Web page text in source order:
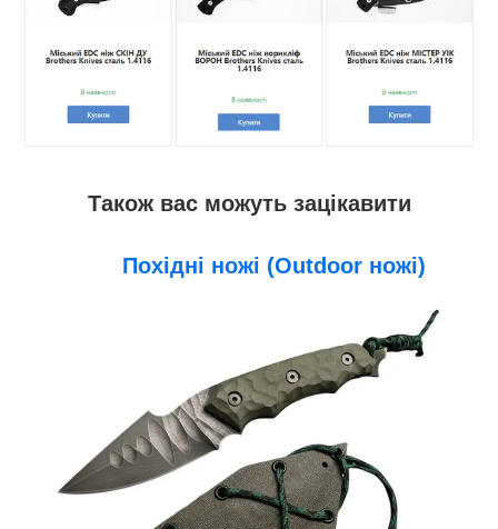
Також вас можуть зацікавити
Похідні ножі (Outdoor ножі)